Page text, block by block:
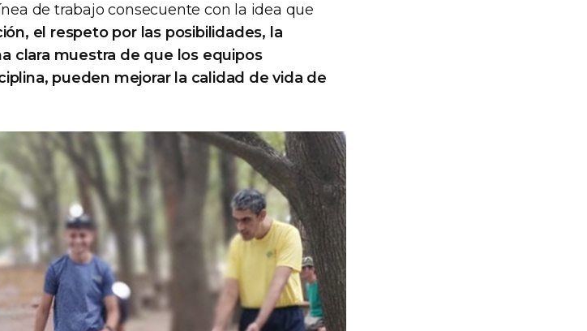
de trabajo consecuente con la idea que
el respeto por las posibilidades, la
clara muestra de que los equipos
pueden mejorar la calidad de vida de